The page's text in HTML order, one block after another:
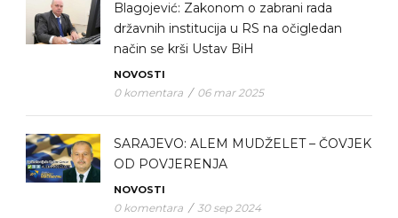
Blagojević: Zakonom o zabrani rada
državnih institucija u RS na očigledan
način se krši Ustav BiH
NOVOSTI
0 komentara / 06 mar 2025
SARAJEVO: ALEM MUDŽELET – ČOVJEK
OD POVJERENJA
NOVOSTI
0 komentara / 30 sep 2024